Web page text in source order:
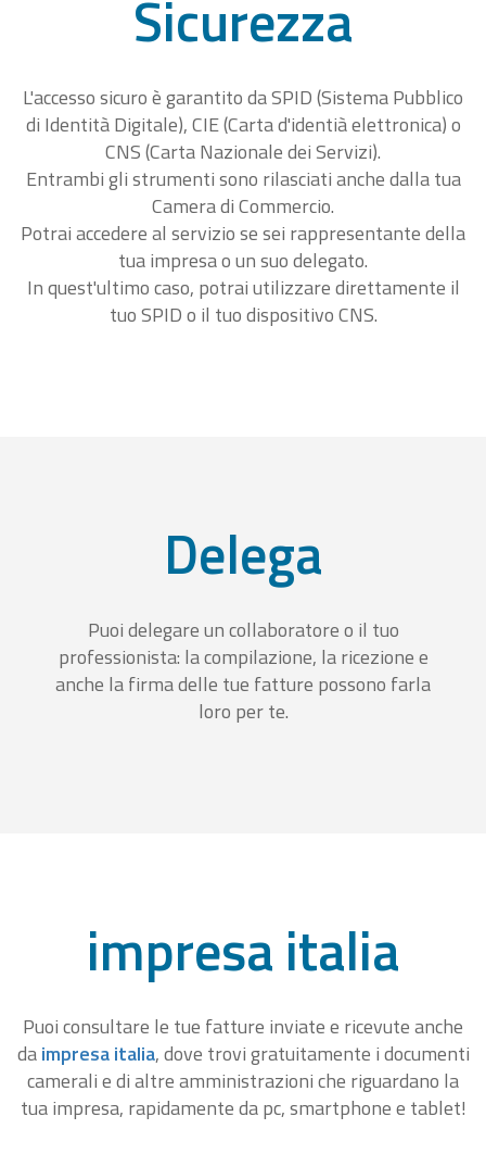
Sicurezza
L'accesso sicuro è garantito da SPID (Sistema Pubblico
di Identità Digitale), CIE (Carta d'identià elettronica) o
CNS (Carta Nazionale dei Servizi).
Entrambi gli strumenti sono rilasciati anche dalla tua
Camera di Commercio.
Potrai accedere al servizio se sei rappresentante della
tua impresa o un suo delegato.
In quest'ultimo caso, potrai utilizzare direttamente il
tuo SPID o il tuo dispositivo CNS.
Delega
Puoi delegare un collaboratore o il tuo
professionista: la compilazione, la ricezione e
anche la firma delle tue fatture possono farla
loro per te.
impresa italia
Puoi consultare le tue fatture inviate e ricevute anche
daimpresa italia, dove trovi gratuitamente i documenti
camerali e di altre amministrazioni che riguardano la
tua impresa, rapidamente da pc, smartphone e tablet!